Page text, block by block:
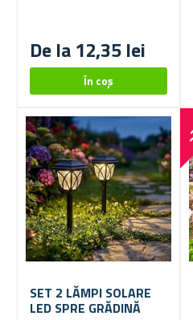
De la 12,35 lei
SET 2 LĂMPI SOLARE
LED SPRE GRĂDINĂ